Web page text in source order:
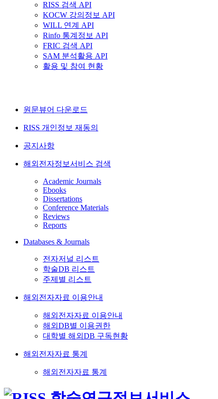
RISS 검색 API
KOCW 강의정보 API
WILL 연계 API
Rinfo 통계정보 API
FRIC 검색 API
SAM 분석활용 API
활용 및 참여 현황
원문뷰어 다운로드
RISS 개인정보 재동의
공지사항
해외전자정보서비스 검색
Academic Journals
Ebooks
Dissertations
Conference Materials
Reviews
Reports
Databases & Journals
전자저널 리스트
학술DB 리스트
주제별 리스트
해외전자자료 이용안내
해외전자자료 이용안내
해외DB별 이용권한
대학별 해외DB 구독현황
해외전자자료 통계
해외전자자료 통계